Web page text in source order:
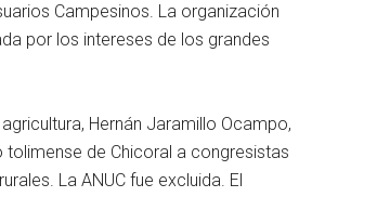
Campesinos. La organización
por los intereses de los grandes
Hernán Jaramillo Ocampo,
tolimense de Chicoral a congresistas
La ANUC fue excluida. El